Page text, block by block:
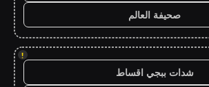
صحيفة العالم
!
شدات ببجي اقساط